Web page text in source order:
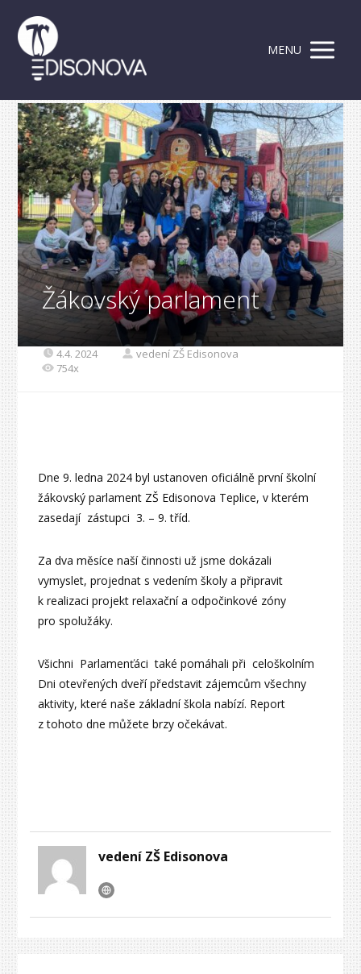
MENU
Žákovský parlament
4.4. 2024
vedení ZŠ Edisonova
754x
Dne 9. ledna 2024 byl ustanoven oficiálně první školní
žákovský parlament ZŠ Edisonova Teplice, v kterém
zasedají zástupci 3. – 9. tříd.
Za dva měsíce naší činnosti už jsme dokázali
vymyslet, projednat s vedením školy a připravit
k realizaci projekt relaxační a odpočinkové zóny
pro spolužáky.
Všichni Parlamenťáci také pomáhali při celoškolním
Dni otevřených dveří představit zájemcům všechny
aktivity, které naše základní škola nabízí. Report
z tohoto dne můžete brzy očekávat.
vedení ZŠ Edisonova